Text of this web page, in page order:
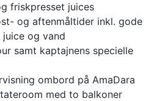
friskpresset juices
og aftenmåltider inkl. gode
juice og vand
samt kaptajnens specielle
ombord på AmaDara
med to balkoner